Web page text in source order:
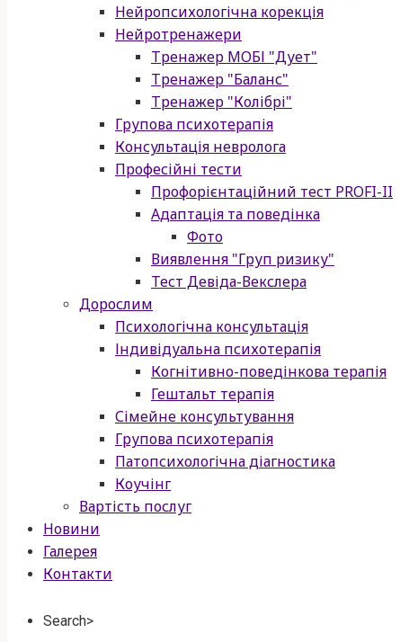
Нейропсихологічна корекція
Нейротренажери
Тренажер МОБІ "Дует"
Тренажер "Баланс"
Тренажер "Колібрі"
Групова психотерапія
Консультація невролога
Професійні тести
Профорієнтаційний тест PROFI-II
Адаптація та поведінка
Фото
Виявлення "Груп ризику"
Тест Девіда-Векслера
Дорослим
Психологічна консультація
Індивідуальна психотерапія
Когнітивно-поведінкова терапія
Гештальт терапія
Сімейне консультування
Групова психотерапія
Патопсихологічна діагностика
Коучінг
Вартість послуг
Новини
Галерея
Контакти
Search>